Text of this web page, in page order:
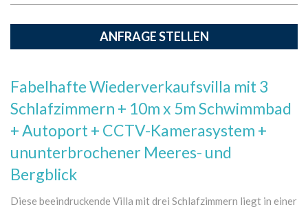
ANFRAGE STELLEN
Fabelhafte Wiederverkaufsvilla mit 3
Schlafzimmern + 10m x 5m Schwimmbad
+ Autoport + CCTV-Kamerasystem +
ununterbrochener Meeres- und
Bergblick
Diese beeindruckende Villa mit drei Schlafzimmern liegt in einer